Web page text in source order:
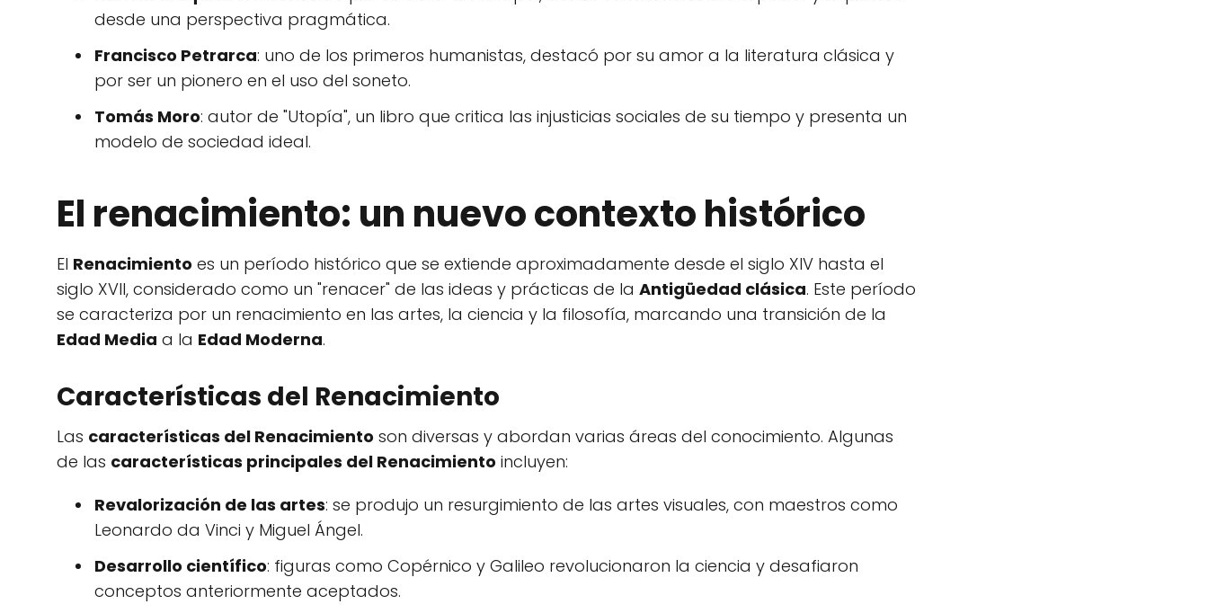
desde una perspectiva pragmática.
Francisco Petrarca: uno de los primeros humanistas, destacó por su amor a la literatura clásica y
por ser un pionero en el uso del soneto.
Tomás Moro: autor de "Utopía", un libro que critica las injusticias sociales de su tiempo y presenta un
modelo de sociedad ideal.
El renacimiento: un nuevo contexto histórico
El Renacimiento es un período histórico que se extiende aproximadamente desde el siglo XIV hasta el
siglo XVII, considerado como un "renacer" de las ideas y prácticas de la Antigüedad clásica. Este período
se caracteriza por un renacimiento en las artes, la ciencia y la filosofía, marcando una transición de la
Edad Media a la Edad Moderna.
Características del Renacimiento
Las características del Renacimiento son diversas y abordan varias áreas del conocimiento. Algunas
de las características principales del Renacimiento incluyen:
Revalorización de las artes: se produjo un resurgimiento de las artes visuales, con maestros como
Leonardo da Vinci y Miguel Ángel.
Desarrollo científico: figuras como Copérnico y Galileo revolucionaron la ciencia y desafiaron
conceptos anteriormente aceptados.